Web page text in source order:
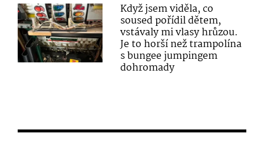
Když jsem viděla, co
soused pořídil dětem,
vstávaly mi vlasy hrůzou.
Je to horší než trampolína
s bungee jumpingem
dohromady